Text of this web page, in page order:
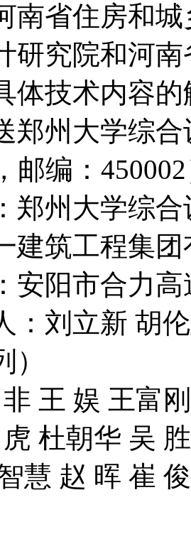
南省住房和
研究院和河
体技术内容
郑州大学综
邮编：
郑州大学综
建筑工程集
安阳市合力
：刘立新 胡
王 娱 王富
杜朝华 吴
慧 赵 晖 崔